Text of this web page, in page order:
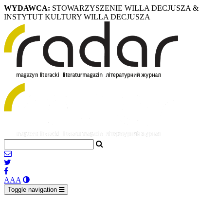
WYDAWCA: STOWARZYSZENIE WILLA DECJUSZA &
INSTYTUT KULTURY WILLA DECJUSZA
AAA
Toggle navigation